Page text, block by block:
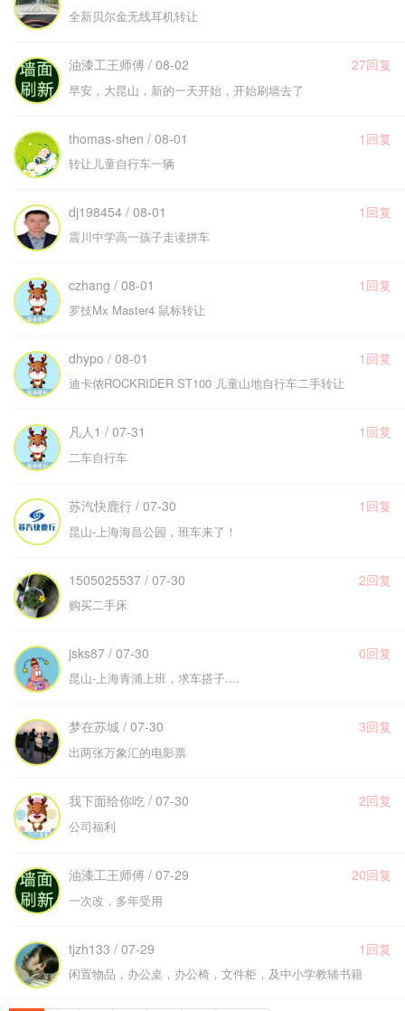
全新贝尔金无线耳机转让
油漆工王师傅 / 08-02 27回复
早安，大昆山，新的一天开始，开始刷墙去了
thomas-shen / 08-01 1回复
转让儿童自行车一辆
dj198454 / 08-01 1回复
震川中学高一孩子走读拼车
czhang / 08-01 1回复
罗技Mx Master4 鼠标转让
dhypo / 08-01 1回复
迪卡侬ROCKRIDER ST100 儿童山地自行车二手转让
凡人1 / 07-31 1回复
二车自行车
苏汽快鹿行 / 07-30 1回复
昆山-上海海昌公园，班车来了！
1505025537 / 07-30 2回复
购买二手床
jsks87 / 07-30 0回复
昆山-上海青浦上班，求车搭子....
梦在苏城 / 07-30 3回复
出两张万象汇的电影票
我下面给你吃 / 07-30 2回复
公司福利
油漆工王师傅 / 07-29 20回复
一次改，多年受用
tjzh133 / 07-29 1回复
闲置物品，办公桌，办公椅，文件柜，及中小学教辅书籍